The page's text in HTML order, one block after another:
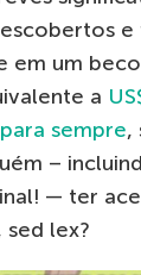
e
em um
a
sempre,
–
— ter
sed lex?